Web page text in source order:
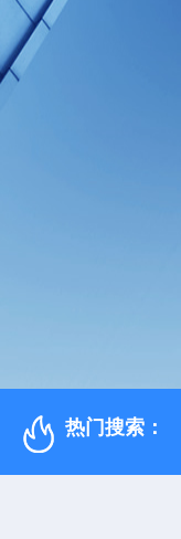
热门搜索：